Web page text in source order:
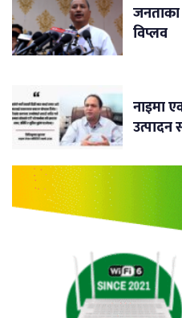
विप्लव
नाइमा
उत्पादन